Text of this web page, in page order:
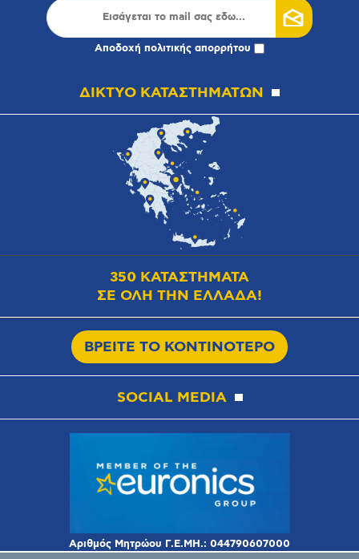
Αποδοχή πολιτικής απορρήτου
ΔΙΚΤΥΟ ΚΑΤΑΣΤΗΜΑΤΩΝ
350 ΚΑΤΑΣΤΗΜΑΤΑ
ΣΕ ΟΛΗ ΤΗΝ ΕΛΛΑΔΑ!
ΒΡΕΙΤΕ ΤΟ ΚΟΝΤΙΝΟΤΕΡΟ
SOCIAL MEDIA